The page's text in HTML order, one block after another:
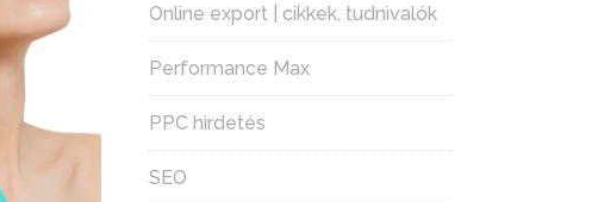
Online export | cikkek, tudnivalók
Performance Max
PPC hirdetés
SEO